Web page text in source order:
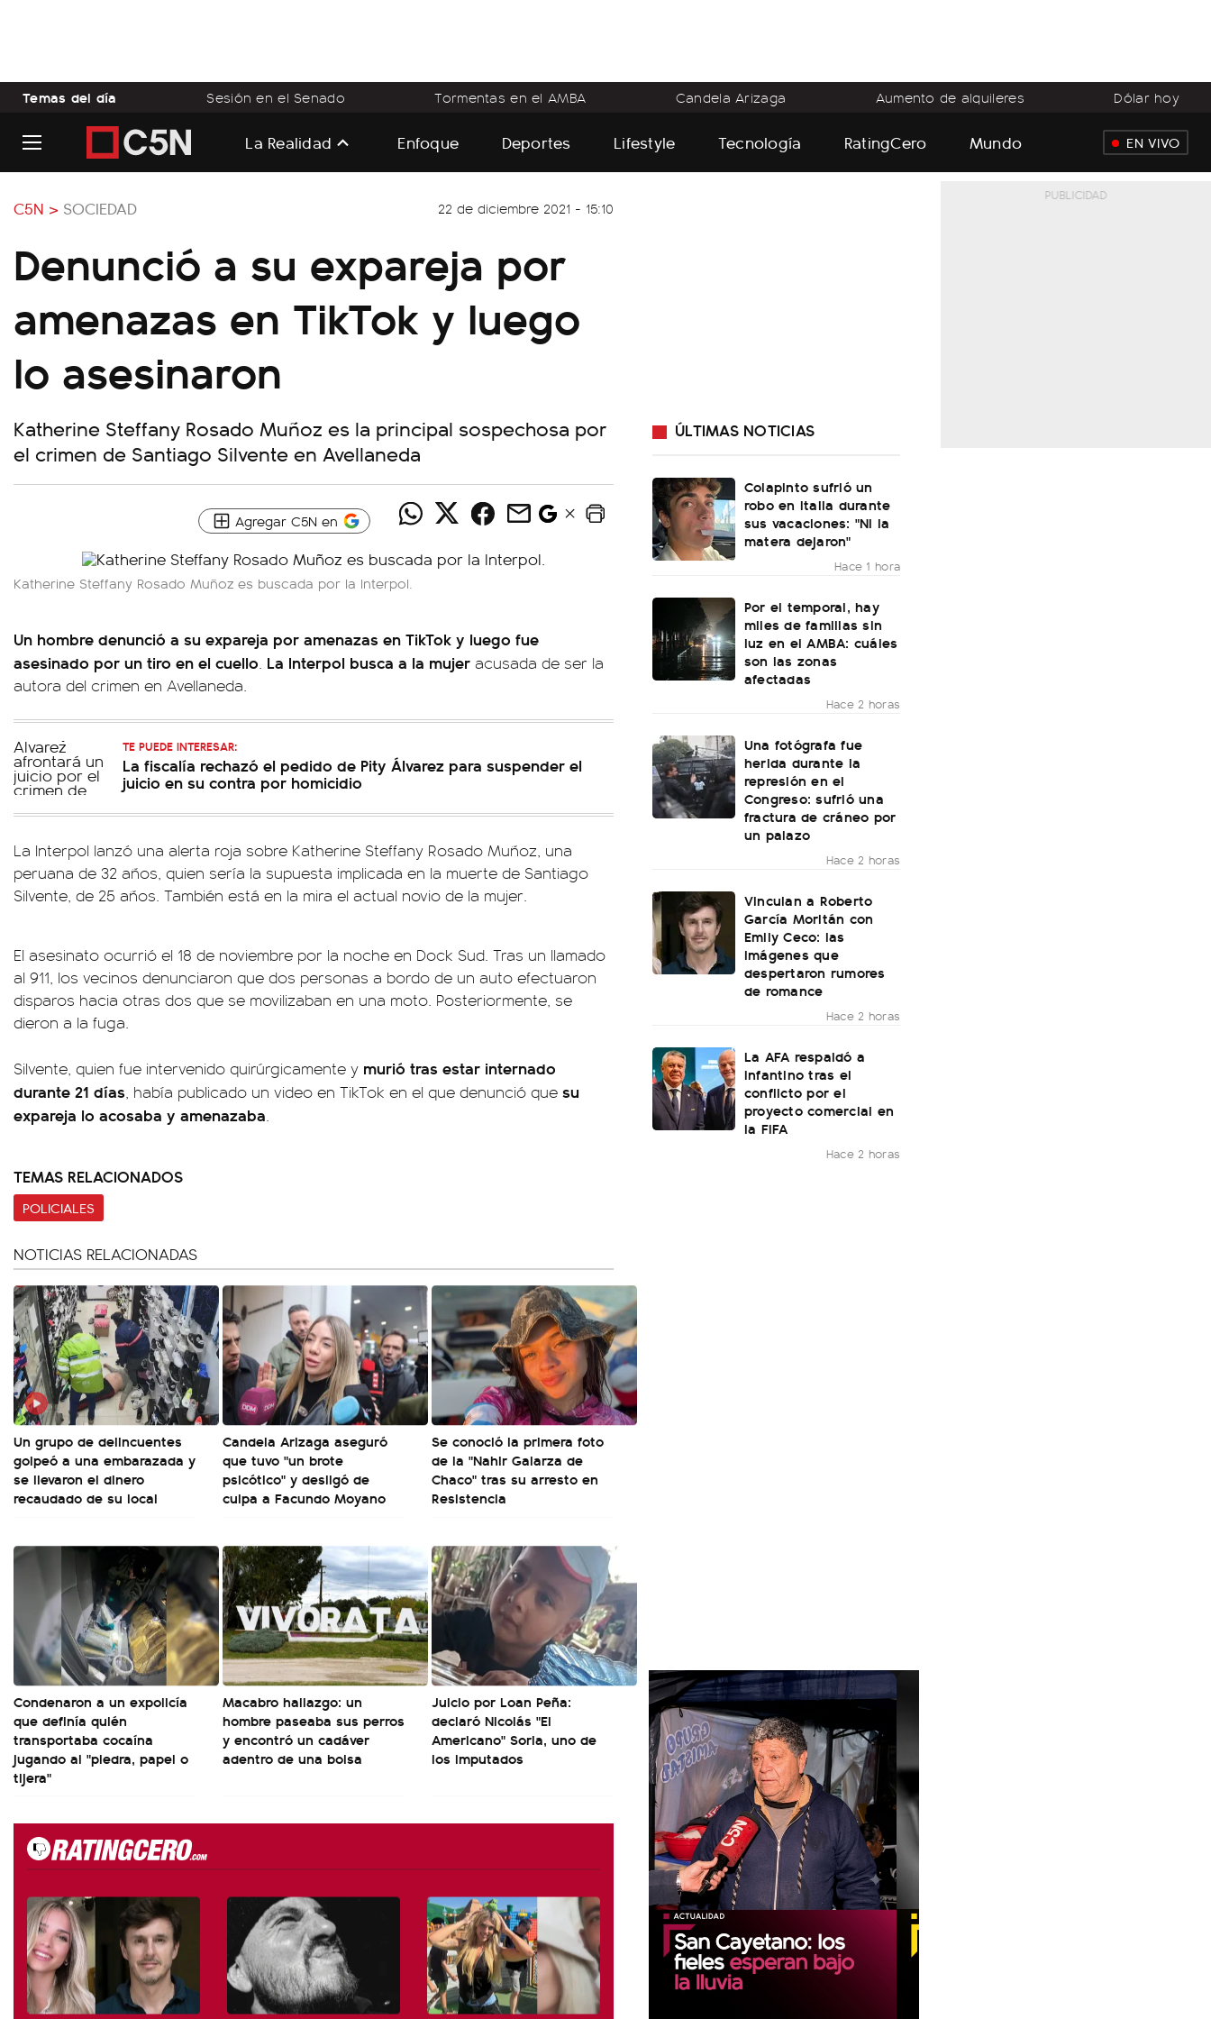
Temas del día Sesión en el Senado Tormentas en el AMBA Candela Arizaga Aumento de alquileres Dólar hoy
La Realidad Enfoque Deportes Lifestyle Tecnología RatingCero Mundo EN VIVO
C5N > SOCIEDAD 22 de diciembre 2021 - 15:10
Denunció a su expareja por
amenazas en TikTok y luego
lo asesinaron
Katherine Steffany Rosado Muñoz es la principal sospechosa por
el crimen de Santiago Silvente en Avellaneda
Agregar C5N en
Katherine Steffany Rosado Muñoz es buscada por la Interpol.
Un hombre denunció a su expareja por amenazas en TikTok y luego fue
asesinado por un tiro en el cuello. La Interpol busca a la mujer acusada de ser la
autora del crimen en Avellaneda.
TE PUEDE INTERESAR:
La fiscalía rechazó el pedido de Pity Álvarez para suspender el
juicio en su contra por homicidio
La Interpol lanzó una alerta roja sobre Katherine Steffany Rosado Muñoz, una
peruana de 32 años, quien sería la supuesta implicada en la muerte de Santiago
Silvente, de 25 años. También está en la mira el actual novio de la mujer.
El asesinato ocurrió el 18 de noviembre por la noche en Dock Sud. Tras un llamado
al 911, los vecinos denunciaron que dos personas a bordo de un auto efectuaron
disparos hacia otras dos que se movilizaban en una moto. Posteriormente, se
dieron a la fuga.
Silvente, quien fue intervenido quirúrgicamente y murió tras estar internado
durante 21 días, había publicado un video en TikTok en el que denunció que su
expareja lo acosaba y amenazaba.
TEMAS RELACIONADOS
POLICIALES
NOTICIAS RELACIONADAS
Un grupo de delincuentes
golpeó a una embarazada y
se llevaron el dinero
recaudado de su local
Candela Arizaga aseguró
que tuvo "un brote
psicótico" y desligó de
culpa a Facundo Moyano
Se conoció la primera foto
de la "Nahir Galarza de
Chaco" tras su arresto en
Resistencia
Condenaron a un expolicía
que definía quién
transportaba cocaína
jugando al "piedra, papel o
tijera"
Macabro hallazgo: un
hombre paseaba sus perros
y encontró un cadáver
adentro de una bolsa
Juicio por Loan Peña:
declaró Nicolás "El
Americano" Soria, uno de
los imputados
ÚLTIMAS NOTICIAS
Colapinto sufrió un
robo en Italia durante
sus vacaciones: "Ni la
matera dejaron"
Hace 1 hora
Por el temporal, hay
miles de familias sin
luz en el AMBA: cuáles
son las zonas
afectadas
Hace 2 horas
Una fotógrafa fue
herida durante la
represión en el
Congreso: sufrió una
fractura de cráneo por
un palazo
Hace 2 horas
Vinculan a Roberto
García Moritán con
Emily Ceco: las
imágenes que
despertaron rumores
de romance
Hace 2 horas
La AFA respaldó a
Infantino tras el
conflicto por el
proyecto comercial en
la FIFA
Hace 2 horas